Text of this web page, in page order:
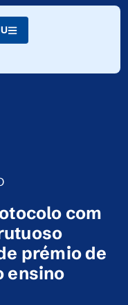
com
prémio de
ensino